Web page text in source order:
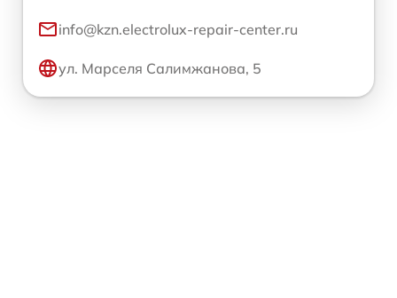
info@kzn.electrolux-repair-center.ru
ул. Марселя Салимжанова, 5